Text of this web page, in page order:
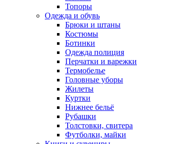
Топоры
Одежда и обувь
Брюки и штаны
Костюмы
Ботинки
Одежда полиция
Перчатки и варежки
Термобелье
Головные уборы
Жилеты
Куртки
Нижнее бельё
Рубашки
Толстовки, свитера
Футболки, майки